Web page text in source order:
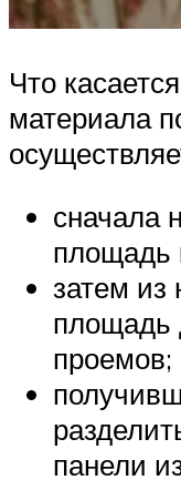
Что
материала
сначала
площадь
затем из
площадь
проемов;
панели